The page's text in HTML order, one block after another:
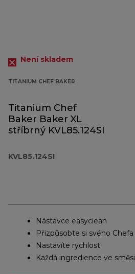
Není skladem
TITANIUM CHEF BAKER
Titanium Chef
Baker Baker XL
stříbrný KVL85.124SI
KVL85.124SI
Nástavce easyclean
Přizpůsobte si svého Chefa
Nastavíte rychlost
Každá ingredience ve směsi